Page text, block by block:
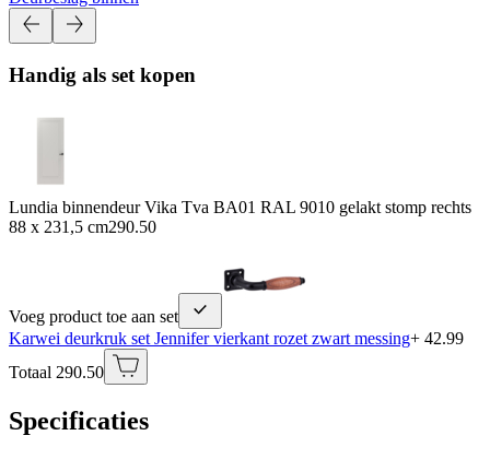
Handig als set kopen
Lundia binnendeur Vika Tva BA01 RAL 9010 gelakt stomp rechts
88 x 231,5 cm290.50
Voeg product toe aan set
Karwei deurkruk set Jennifer vierkant rozet zwart messing+ 42.99
Totaal 290.50
Specificaties